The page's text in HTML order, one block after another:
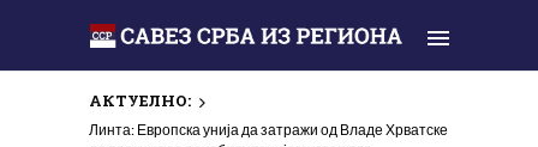
АКТУЕЛНО:
Линта: Европска унија да затражи од Владе Хрватске
У Горњем Селишту код Глине обиљежена 31 година